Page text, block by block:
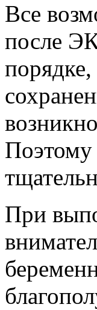
Все
после
Поэтому
При